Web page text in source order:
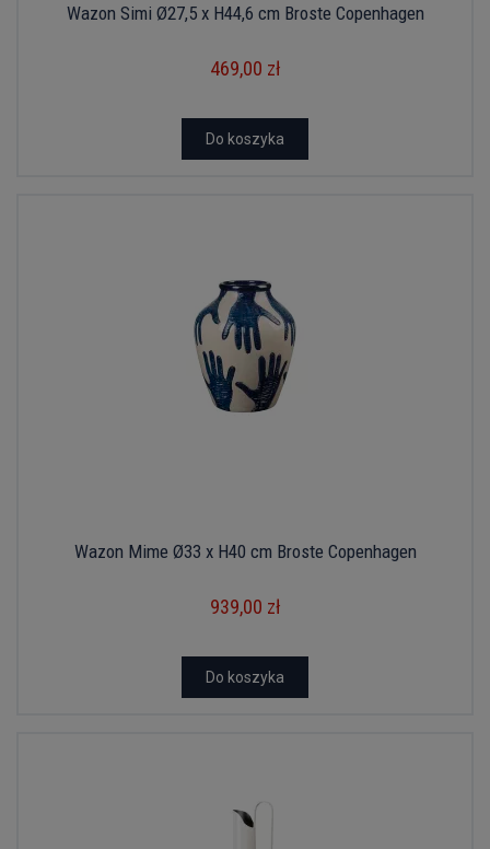
Wazon Simi Ø27,5 x H44,6 cm Broste Copenhagen
469,00 zł
Do koszyka
Wazon Mime Ø33 x H40 cm Broste Copenhagen
939,00 zł
Do koszyka